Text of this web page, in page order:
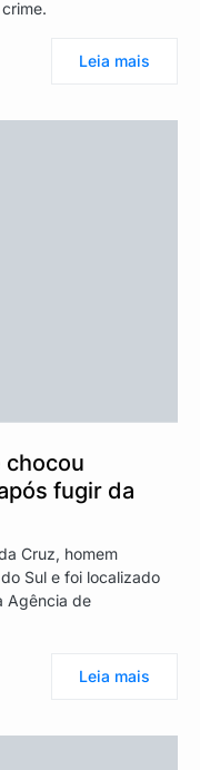
Leia mais
chocou
fugir da
Cruz, homem
Sul e foi localizado
Agência de
Leia mais